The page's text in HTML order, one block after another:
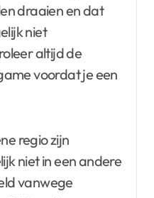
draaien en dat
niet
altijd de
voordat je een
niet in een andere
vanwege